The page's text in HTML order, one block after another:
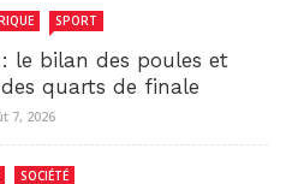
SPORT
le bilan des poules et
quarts de finale
7, 2026
SOCIÉTÉ